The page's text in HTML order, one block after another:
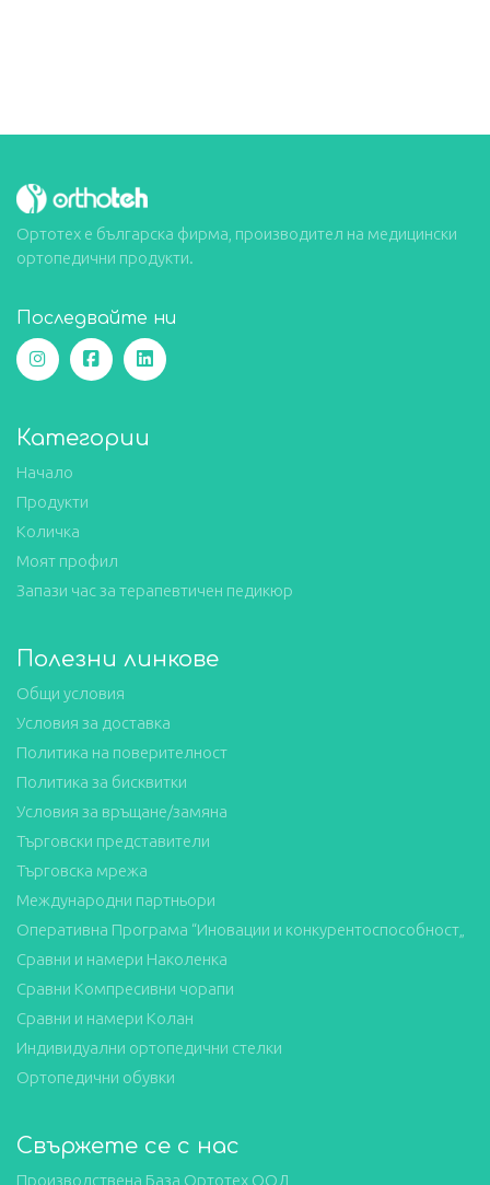
Ортотех е българска фирма, производител на медицински
ортопедични продукти.
Последвайте ни
Категории
Начало
Продукти
Количка
Моят профил
Запази час за терапевтичен педикюр
Полезни линкове
Общи условия
Условия за доставка
Политика на поверителност
Политика за бисквитки
Условия за връщане/замяна
Търговски представители
Търговска мрежа
Международни партньори
Оперативна Програма “Иновации и конкурентоспособност„
Сравни и намери Наколенка
Сравни Компресивни чорапи
Сравни и намери Колан
Индивидуални ортопедични стелки
Ортопедични обувки
Свържете се с нас
Производствена База Ортотех ООД